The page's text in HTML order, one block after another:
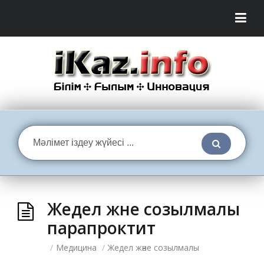
Жедел және созылмалы
парапроктит
/ Медицина / Жедел және созылмалы